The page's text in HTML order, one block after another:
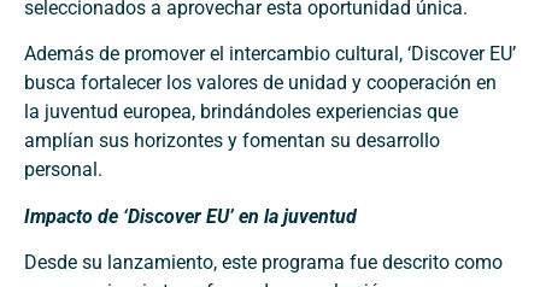
seleccionados a aprovechar esta oportunidad única.
Además de promover el intercambio cultural, ‘Discover EU’
busca fortalecer los valores de unidad y cooperación en
la juventud europea, brindándoles experiencias que
amplían sus horizontes y fomentan su desarrollo
personal.
Impacto de ‘Discover EU’ en la juventud
Desde su lanzamiento, este programa fue descrito como